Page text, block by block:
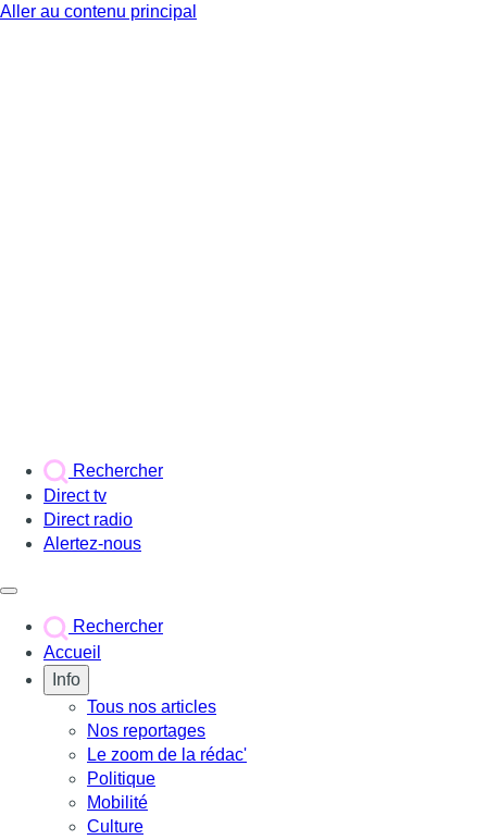
Aller au contenu principal
Rechercher
Direct tv
Direct radio
Alertez-nous
Rechercher
Accueil
Info
Tous nos articles
Nos reportages
Le zoom de la rédac'
Politique
Mobilité
Culture